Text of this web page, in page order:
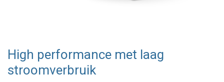
High performance met laag
stroomverbruik